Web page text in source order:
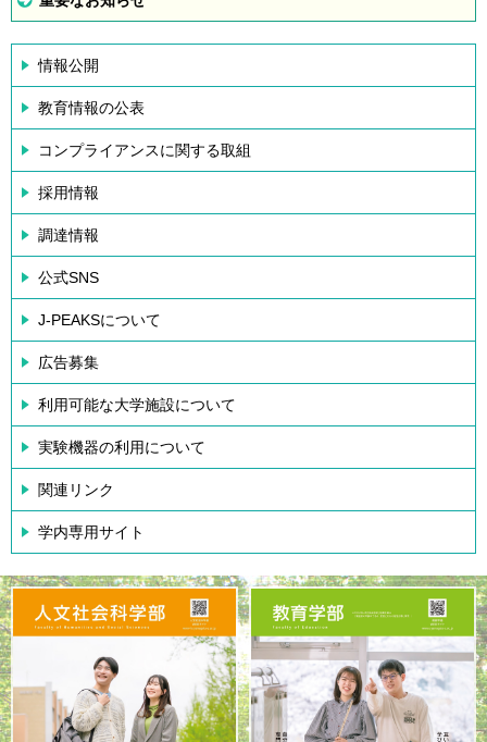
情報公開
教育情報の公表
コンプライアンスに関する取組
採用情報
調達情報
公式SNS
J-PEAKSについて
広告募集
利用可能な大学施設について
実験機器の利用について
関連リンク
学内専用サイト